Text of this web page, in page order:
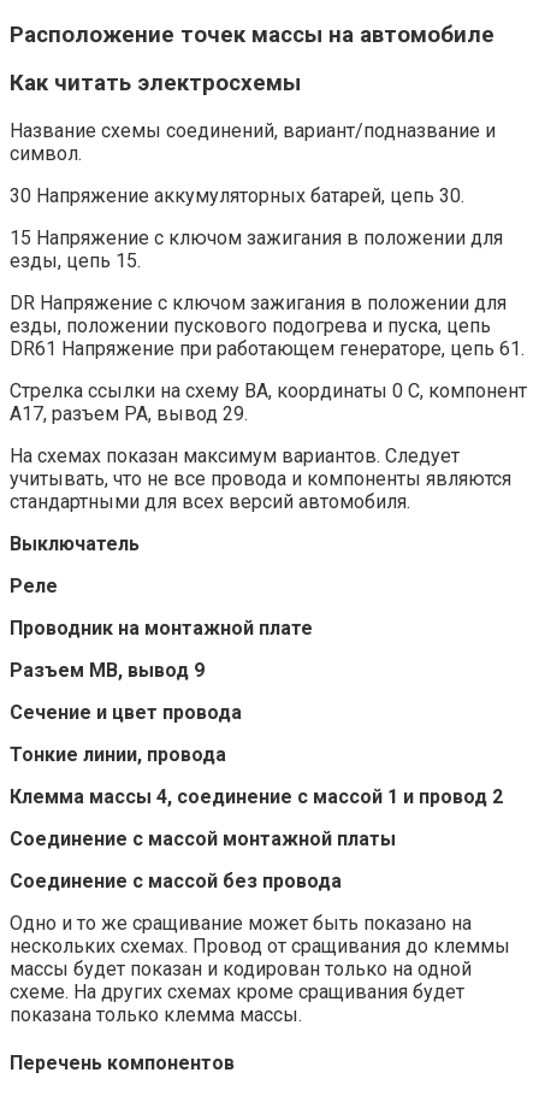
Расположение точек массы на автомобиле
Как читать электросхемы
Название схемы соединений, вариант/подназвание и
символ.
30 Напряжение аккумуляторных батарей, цепь 30.
15 Напряжение с ключом зажигания в положении для
езды, цепь 15.
DR Напряжение с ключом зажигания в положении для
езды, положении пускового подогрева и пуска, цепь
DR61 Напряжение при работающем генераторе, цепь 61.
Стрелка ссылки на схему BA, координаты 0 C, компонент
A17, разъем PA, вывод 29.
На схемах показан максимум вариантов. Следует
учитывать, что не все провода и компоненты являются
стандартными для всех версий автомобиля.
Выключатель
Реле
Проводник на монтажной плате
Разъем MB, вывод 9
Сечение и цвет провода
Тонкие линии, провода
Клемма массы 4, соединение с массой 1 и провод 2
Соединение с массой монтажной платы
Соединение с массой без провода
Одно и то же сращивание может быть показано на
нескольких схемах. Провод от сращивания до клеммы
массы будет показан и кодирован только на одной
схеме. На других схемах кроме сращивания будет
показана только клемма массы.
Перечень компонентов